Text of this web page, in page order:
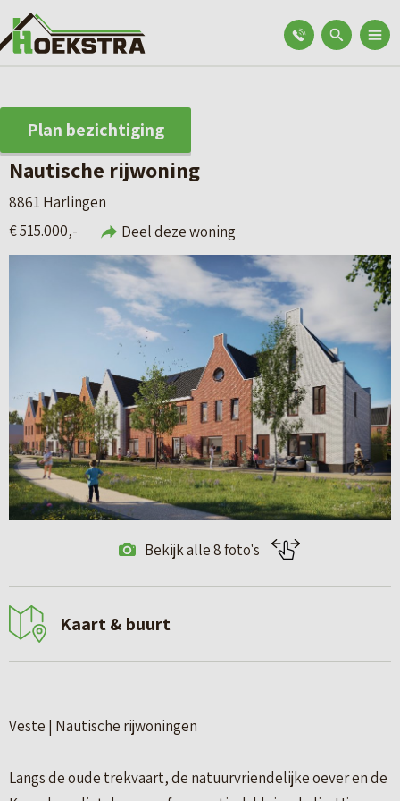
Plan bezichtiging
Nautische rijwoning
8861 Harlingen
€ 515.000,-
Deel deze woning
Bekijk alle 8 foto's
Kaart & buurt
Veste | Nautische rijwoningen
Langs de oude trekvaart, de natuurvriendelijke oever en de